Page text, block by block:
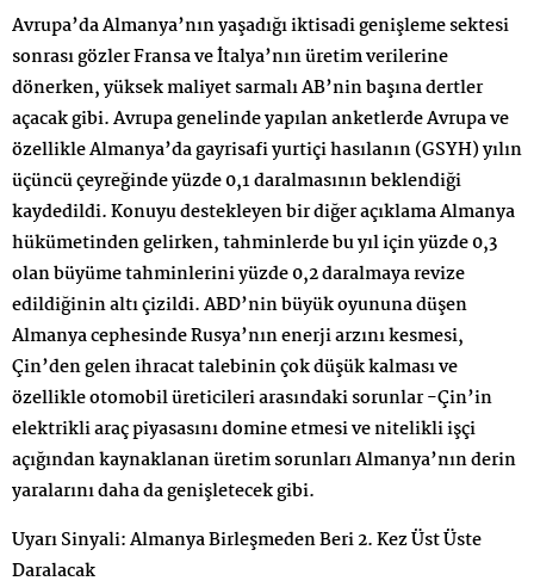
Avrupa’da Almanya’nın yaşadığı iktisadi genişleme sektesi
sonrası gözler Fransa ve İtalya’nın üretim verilerine
dönerken, yüksek maliyet sarmalı AB’nin başına dertler
açacak gibi. Avrupa genelinde yapılan anketlerde Avrupa ve
özellikle Almanya’da gayrisafi yurtiçi hasılanın (GSYH) yılın
üçüncü çeyreğinde yüzde 0,1 daralmasının beklendiği
kaydedildi. Konuyu destekleyen bir diğer açıklama Almanya
hükümetinden gelirken, tahminlerde bu yıl için yüzde 0,3
olan büyüme tahminlerini yüzde 0,2 daralmaya revize
edildiğinin altı çizildi. ABD’nin büyük oyununa düşen
Almanya cephesinde Rusya’nın enerji arzını kesmesi,
Çin’den gelen ihracat talebinin çok düşük kalması ve
özellikle otomobil üreticileri arasındaki sorunlar -Çin’in
elektrikli araç piyasasını domine etmesi ve nitelikli işçi
açığından kaynaklanan üretim sorunları Almanya’nın derin
yaralarını daha da genişletecek gibi.
Uyarı Sinyali: Almanya Birleşmeden Beri 2. Kez Üst Üste
Daralacak